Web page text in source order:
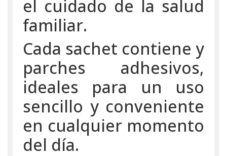
el cuidado de la salud
familiar.
Cada sachet contiene y
parches adhesivos,
ideales para un uso
sencillo y conveniente
en cualquier momento
del día.